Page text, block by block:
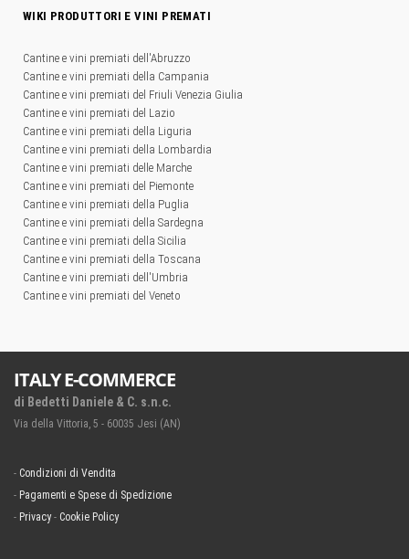
WIKI PRODUTTORI E VINI PREMATI
Cantine e vini premiati dell'Abruzzo
Cantine e vini premiati della Campania
Cantine e vini premiati del Friuli Venezia Giulia
Cantine e vini premiati del Lazio
Cantine e vini premiati della Liguria
Cantine e vini premiati della Lombardia
Cantine e vini premiati delle Marche
Cantine e vini premiati del Piemonte
Cantine e vini premiati della Puglia
Cantine e vini premiati della Sardegna
Cantine e vini premiati della Sicilia
Cantine e vini premiati della Toscana
Cantine e vini premiati dell'Umbria
Cantine e vini premiati del Veneto
ITALY E-COMMERCE
di Bedetti Daniele & C. s.n.c.
Via della Vittoria, 5 - 60035 Jesi (AN)
- Condizioni di Vendita
- Pagamenti e Spese di Spedizione
- Privacy - Cookie Policy